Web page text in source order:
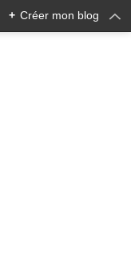
+ Créer mon blog